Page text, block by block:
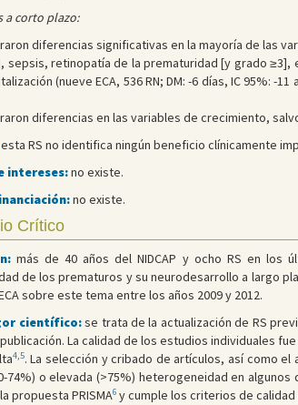
a corto plazo:
diferencias significativas en la mayoría de las
sepsis, retinopatía de la prematuridad [y grado
(nueve ECA, 536 RN; DM: -6 días, IC 95%: -11
diferencias en las variables de crecimiento,
esta RS no identifica ningún beneficio clínicamente
intereses:no existe.
no existe.
Crítico
más de 40 años del NIDCAP y ocho RS en los
de los prematuros y su neurodesarrollo a largo
sobre este tema entre los años 2009 y 2012.
científico:se trata de la actualización de RS
La calidad de los estudios individuales
4,5. La selección y cribado de artículos, así como
74%) o elevada (>75%) heterogeneidad en
propuesta PRISMA6 y cumple los criterios de